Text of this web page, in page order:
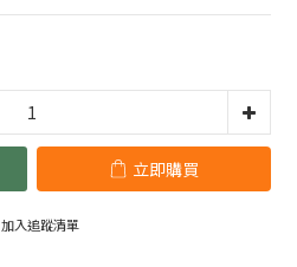
立即購買
加入追蹤清單